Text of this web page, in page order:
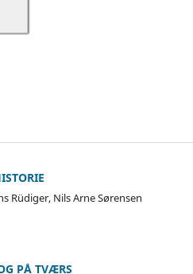
Rüdiger, Nils Arne Sørensen
PÅ TVÆRS